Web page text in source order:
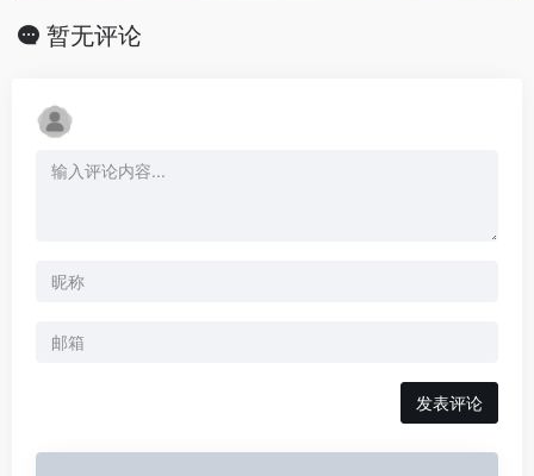
暂无评论
发表评论